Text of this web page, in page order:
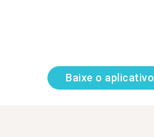
Baixe o aplicativo